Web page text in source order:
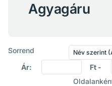
Agyagáru
Sorrend
Ár:
Ft -